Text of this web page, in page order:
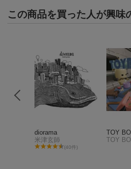
この商品を買った人が興味
diorama
米津玄師
(40件)
TOY
TOY